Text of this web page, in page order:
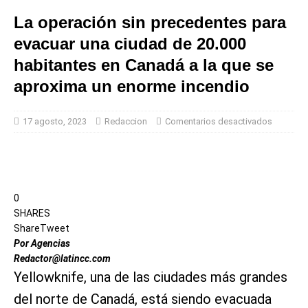
La operación sin precedentes para
evacuar una ciudad de 20.000
habitantes en Canadá a la que se
aproxima un enorme incendio
17 agosto, 2023 Redaccion Comentarios desactivados
0
SHARES
ShareTweet
Por Agencias
Redactor@latincc.com
Yellowknife, una de las ciudades más grandes
del norte de Canadá, está siendo evacuada